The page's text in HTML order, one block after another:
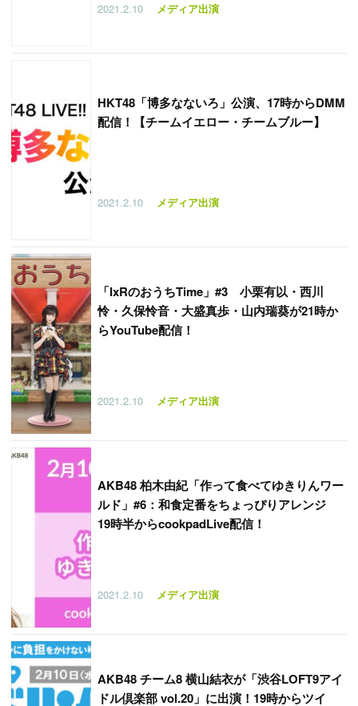
2021.2.10 メディア出演
HKT48「博多なないろ」公演、17時からDMM
配信！【チームイエロー・チームブルー】
2021.2.10 メディア出演
「IxRのおうちTime」#3 小栗有以・西川
怜・久保怜音・大盛真歩・山内瑞葵が21時か
らYouTube配信！
2021.2.10 メディア出演
AKB48 柏木由紀「作って食べてゆきりんワー
ルド」#6：和食定番をちょっぴりアレンジ
19時半からcookpadLive配信！
2021.2.10 メディア出演
AKB48 チーム8 横山結衣が「渋谷LOFT9アイ
ドル倶楽部 vol.20」に出演！19時からツイ